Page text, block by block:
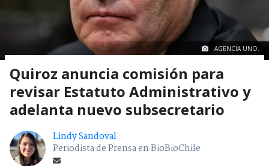
AGENCIA UNO.
Quiroz anuncia comisión para
revisar Estatuto Administrativo y
adelanta nuevo subsecretario
Lindy Sandoval
Periodista de Prensa en BioBioChile